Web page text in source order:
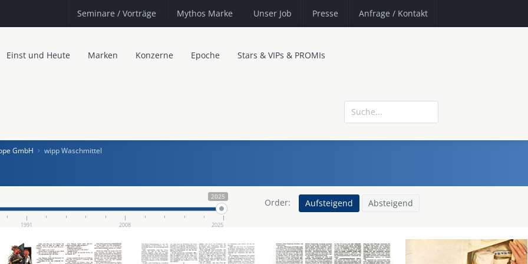
Seminare / Vorträge Mythos Marke Unser Job Presse Anfrage / Kontakt
Einst und Heute Marken Konzerne Epoche Stars & VIPs & PROMIs
GmbH wipp Waschmittel
2025
1991 2008 2025
Order: Aufsteigend Absteigend